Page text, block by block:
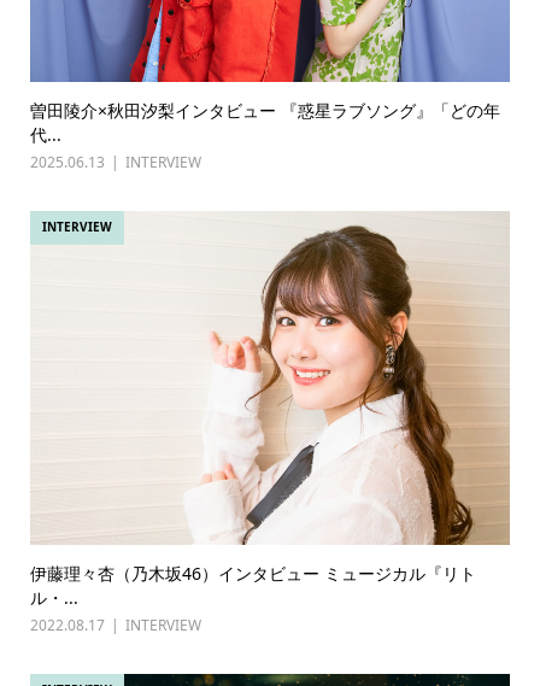
曽田陵介×秋田汐梨インタビュー 『惑星ラブソング』「どの年
代...
2025.06.13 INTERVIEW
INTERVIEW
伊藤理々杏（乃木坂46）インタビュー ミュージカル『リト
ル・...
2022.08.17 INTERVIEW